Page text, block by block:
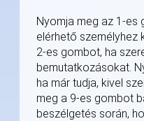
Nyomja meg az 1-es
elérhető személyhez
2-es gombot, ha
bemutatkozásokat.
ha már tudja, kivel
meg a 9-es gombot
beszélgetés során,